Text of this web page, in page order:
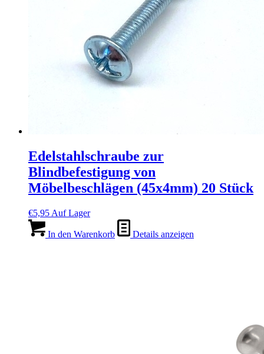
Edelstahlschraube zur
Blindbefestigung von
Möbelbeschlägen (45x4mm) 20 Stück
€5,95 Auf Lager
In den Warenkorb Details anzeigen